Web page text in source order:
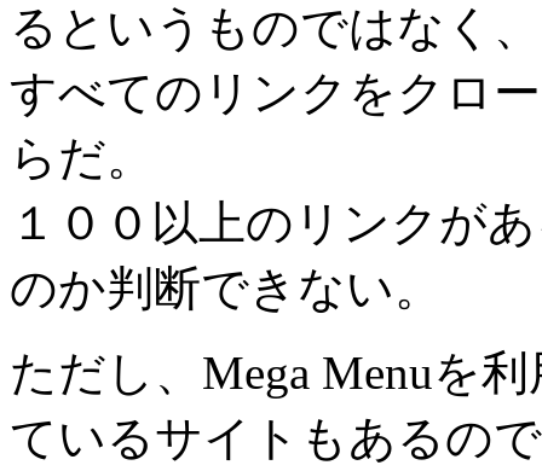
るというものではなく、
すべてのリンクをクロ
らだ。
１００以上のリンクが
のか判断できない。
ただし、Mega Menuを
ているサイトもあるの